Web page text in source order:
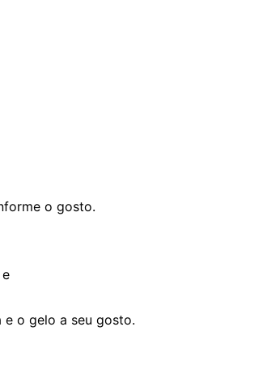
o gosto.
e o gelo a seu gosto.